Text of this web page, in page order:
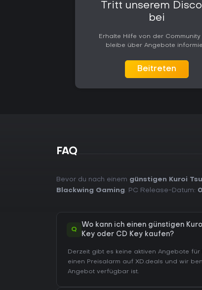
Tritt unserem
bei
Erhalte Hilfe von der Community
bleibe über Angebote
Beitreten
FAQ
Bevor du nach einem günstigen Kuroi
Blackwing Gaming. PC Release-Datum:
Q
Wo kann ich einen günstigen
Key oder CD Key kaufen?
Derzeit gibt es keine aktiven Angebote für
einen Preisalarm auf XD.deals und wir
Angebot verfügbar ist.